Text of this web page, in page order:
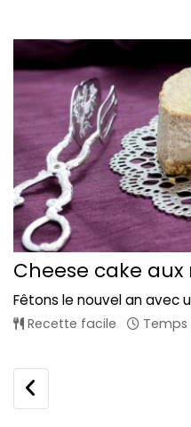
Cheese cake
Fêtons le nouvel an avec
Recette facile